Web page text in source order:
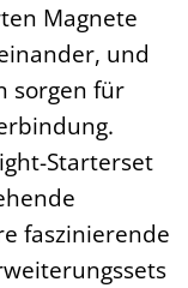
Magnete
und
sorgen für
Starterset
faszinierende